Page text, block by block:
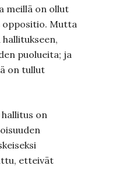
meillä on ollut
oppositio. Mutta
puolueita; ja
on tullut
on
etteivät